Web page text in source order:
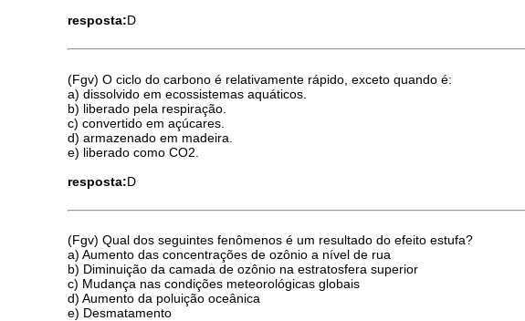
resposta:D
(Fgv) O ciclo do carbono é relativamente rápido, exceto quando é:
a) dissolvido em ecossistemas aquáticos.
b) liberado pela respiração.
c) convertido em açúcares.
d) armazenado em madeira.
e) liberado como CO2.
resposta:D
(Fgv) Qual dos seguintes fenômenos é um resultado do efeito estufa?
a) Aumento das concentrações de ozônio a nível de rua
b) Diminuição da camada de ozônio na estratosfera superior
c) Mudança nas condições meteorológicas globais
d) Aumento da poluição oceânica
e) Desmatamento